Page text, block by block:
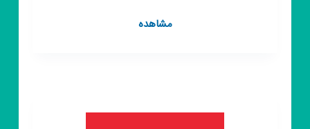
مشاهدهکانال